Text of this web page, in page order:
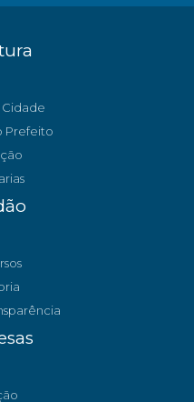
Cidade
Prefeito